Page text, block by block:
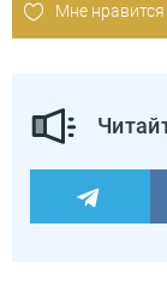
Мне нравится